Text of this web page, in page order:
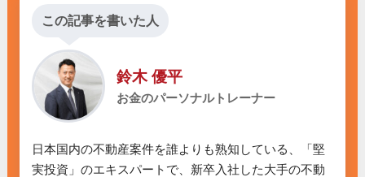
この記事を書いた人
鈴木 優平
お金のパーソナルトレーナー
日本国内の不動産案件を誰よりも熟知している、「堅
実投資」のエキスパートで、新卒入社した大手の不動